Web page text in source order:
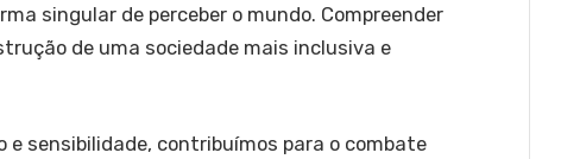
singular de perceber o mundo. Compreender
de uma sociedade mais inclusiva e
sensibilidade, contribuímos para o combate